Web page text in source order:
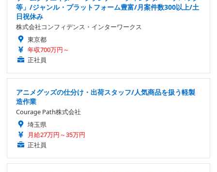
等」/ジャンル・プラットフォーム豊富/月案件数300以上/土
日祝休み
株式会社コンフィデンス・インターワークス
東京都
年収700万円～
正社員
アニメグッズの仕分け・出荷スタッフ/人気商品を扱う軽製
造作業
Courage Path株式会社
埼玉県
月給27万円～35万円
正社員